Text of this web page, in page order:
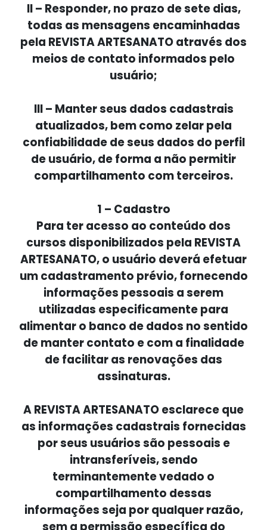
II – Responder, no prazo de sete dias,
todas as mensagens encaminhadas
pela REVISTA ARTESANATO através dos
meios de contato informados pelo
usuário;
III – Manter seus dados cadastrais
atualizados, bem como zelar pela
confiabilidade de seus dados do perfil
de usuário, de forma a não permitir
compartilhamento com terceiros.
1 – Cadastro
Para ter acesso ao conteúdo dos
cursos disponibilizados pela REVISTA
ARTESANATO, o usuário deverá efetuar
um cadastramento prévio, fornecendo
informações pessoais a serem
utilizadas especificamente para
alimentar o banco de dados no sentido
de manter contato e com a finalidade
de facilitar as renovações das
assinaturas.
A REVISTA ARTESANATO esclarece que
as informações cadastrais fornecidas
por seus usuários são pessoais e
intransferíveis, sendo
terminantemente vedado o
compartilhamento dessas
informações seja por qualquer razão,
sem a permissão específica do